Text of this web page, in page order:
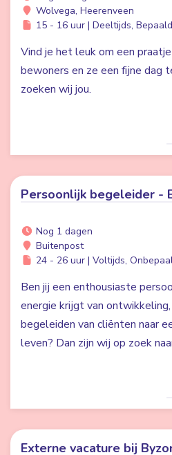
Wolvega, Heerenveen
15 - 16 uur | Deeltijds,
Vind je het leuk om een
bewoners en ze een fijne dag
zoeken wij jou.
Persoonlijk begeleider -
Nog 1 dagen
Buitenpost
24 - 26 uur | Voltijds,
Ben jij een enthousiaste
energie krijgt van
begeleiden van cliënten naar
leven? Dan zijn wij op zoek
Externe vacature bij